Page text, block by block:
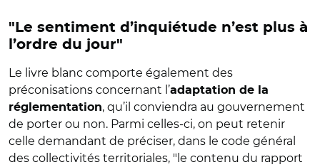
"Le sentiment d’inquiétude n’est plus à
l’ordre du jour"
Le livre blanc comporte également des
préconisations concernant l’adaptation de la
réglementation, qu’il conviendra au gouvernement
de porter ou non. Parmi celles-ci, on peut retenir
celle demandant de préciser, dans le code général
des collectivités territoriales, "le contenu du rapport